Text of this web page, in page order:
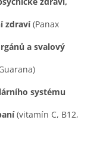
zdraví(Panax
a svalový
systému
(vitamín C, B12,